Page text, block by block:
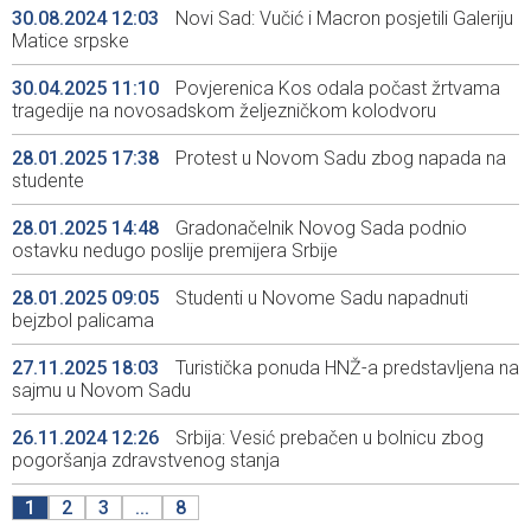
30.08.2024 12:03
Novi Sad: Vučić i Macron posjetili Galeriju
Matice srpske
30.04.2025 11:10
Povjerenica Kos odala počast žrtvama
tragedije na novosadskom željezničkom kolodvoru
28.01.2025 17:38
Protest u Novom Sadu zbog napada na
studente
28.01.2025 14:48
Gradonačelnik Novog Sada podnio
ostavku nedugo poslije premijera Srbije
28.01.2025 09:05
Studenti u Novome Sadu napadnuti
bejzbol palicama
27.11.2025 18:03
Turistička ponuda HNŽ-a predstavljena na
sajmu u Novom Sadu
26.11.2024 12:26
Srbija: Vesić prebačen u bolnicu zbog
pogoršanja zdravstvenog stanja
1 2 3 ... 8